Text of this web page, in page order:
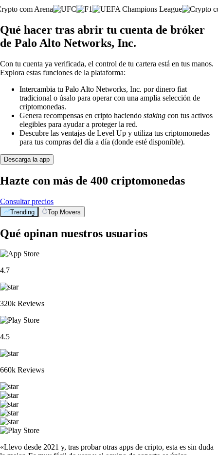
Qué hacer tras abrir tu cuenta de bróker
de Palo Alto Networks, Inc.
Con tu cuenta ya verificada, el control de tu cartera está en tus manos.
Explora estas funciones de la plataforma:
Intercambia tu Palo Alto Networks, Inc. por dinero fiat
tradicional o úsalo para operar con una amplia selección de
criptomonedas.
Genera recompensas en cripto haciendo staking con tus activos
elegibles para ayudar a proteger la red.
Descubre las ventajas de Level Up y utiliza tus criptomonedas
para tus compras del día a día (donde esté disponible).
Descarga la app
Hazte con más de 400 criptomonedas
Consultar precios
Trending Top Movers
Qué opinan nuestros usuarios
4.7
320k Reviews
4.5
660k Reviews
«Llevo desde 2021 y, tras probar otras apps de cripto, esta es sin duda